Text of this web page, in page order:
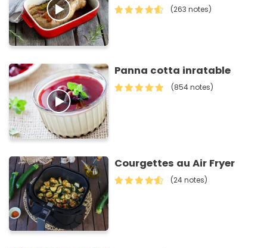
(263 notes)
Panna cotta inratable
(854 notes)
Courgettes au Air Fryer
(24 notes)